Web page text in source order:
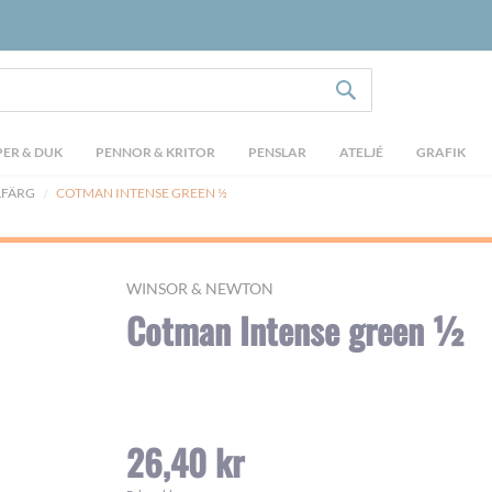
& DUK PENNOR & KRITOR PENSLAR ATELJÉ GRAFIK
COTMAN INTENSE GREEN ½
WINSOR & NEWTON
Cotman Intense green ½
26,40 kr